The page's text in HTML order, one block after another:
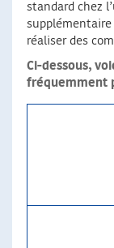
standard chez
réaliser des
Ci-dessous,
fréquemment